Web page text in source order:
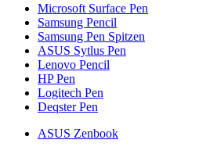
Microsoft Surface Pen
Samsung Pencil
Samsung Pen Spitzen
ASUS Sytlus Pen
Lenovo Pencil
HP Pen
Logitech Pen
Deqster Pen
ASUS Zenbook